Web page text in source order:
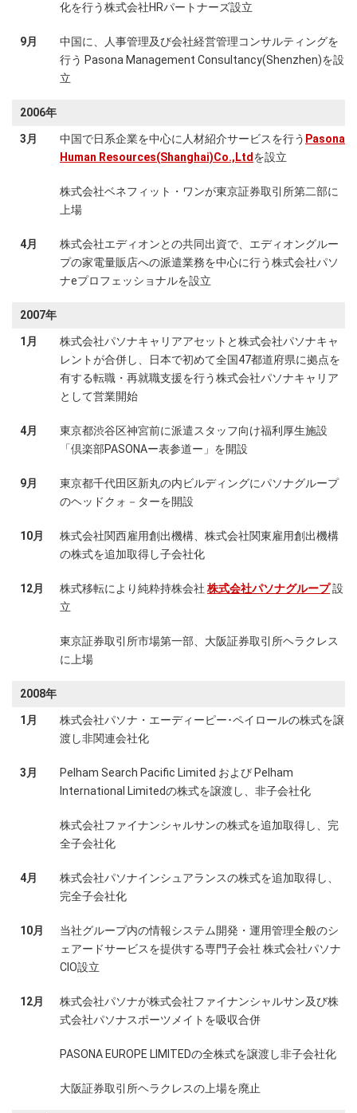
化を行う株式会社HRパートナーズ設立
9月
中国に、人事管理及び会社経営管理コンサルティングを
行う Pasona Management Consultancy(Shenzhen)を設
立
2006年
3月 中国で日系企業を中心に人材紹介サービスを行う Pasona
Human Resources(Shanghai)Co.,Ltd を設立
株式会社ベネフィット・ワンが東京証券取引所第二部に
上場
4月
株式会社エディオンとの共同出資で、エディオングルー
プの家電量販店への派遣業務を中心に行う株式会社パソ
ナeプロフェッショナルを設立
2007年
1月
株式会社パソナキャリアアセットと株式会社パソナキャ
レントが合併し、日本で初めて全国47都道府県に拠点を
有する転職・再就職支援を行う株式会社パソナキャリア
として営業開始
4月
東京都渋谷区神宮前に派遣スタッフ向け福利厚生施設
「倶楽部PASONAー表参道ー」を開設
9月
東京都千代田区新丸の内ビルディングにパソナグループ
のヘッドクォ－ターを開設
10月
株式会社関西雇用創出機構、株式会社関東雇用創出機構
の株式を追加取得し子会社化
12月 株式移転により純粋持株会社 株式会社パソナグループ設
立
東京証券取引所市場第一部、大阪証券取引所ヘラクレス
に上場
2008年
1月
株式会社パソナ・エーディーピー･ペイロールの株式を譲
渡し非関連会社化
3月
Pelham Search Pacific Limited および Pelham
International Limitedの株式を譲渡し、非子会社化
株式会社ファイナンシャルサンの株式を追加取得し、完
全子会社化
4月
株式会社パソナインシュアランスの株式を追加取得し、
完全子会社化
10月
当社グループ内の情報システム開発・運用管理全般のシ
ェアードサービスを提供する専門子会社 株式会社パソナ
CIO設立
12月
株式会社パソナが株式会社ファイナンシャルサン及び株
式会社パソナスポーツメイトを吸収合併
PASONA EUROPE LIMITEDの全株式を譲渡し非子会社化
大阪証券取引所ヘラクレスの上場を廃止